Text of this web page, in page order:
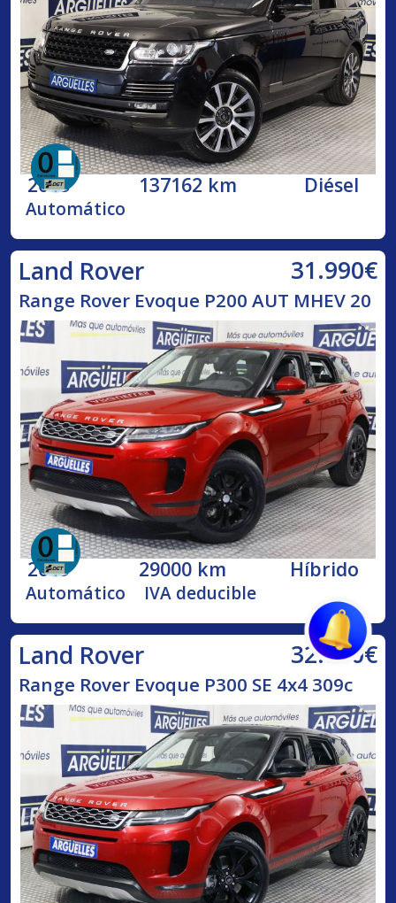
2015 137162 km Diésel
Automático
Land Rover 31.990€
Range Rover Evoque P200 AUT MHEV 20
2019 29000 km Híbrido
Automático IVA deducible
Land Rover 32.800€
Range Rover Evoque P300 SE 4x4 309c